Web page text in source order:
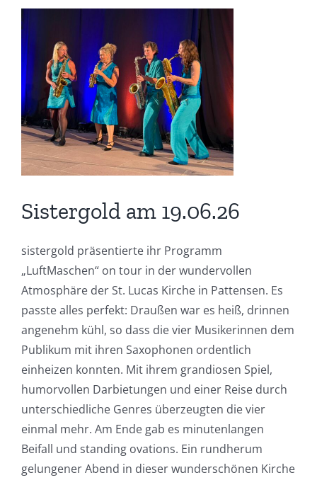
Zeige
grösseres
Bild
Sistergold am 19.06.26
sistergold präsentierte ihr Programm
„LuftMaschen“ on tour in der wundervollen
Atmosphäre der St. Lucas Kirche in Pattensen. Es
passte alles perfekt: Draußen war es heiß, drinnen
angenehm kühl, so dass die vier Musikerinnen dem
Publikum mit ihren Saxophonen ordentlich
einheizen konnten. Mit ihrem grandiosen Spiel,
humorvollen Darbietungen und einer Reise durch
unterschiedliche Genres überzeugten die vier
einmal mehr. Am Ende gab es minutenlangen
Beifall und standing ovations. Ein rundherum
gelungener Abend in dieser wunderschönen Kirche